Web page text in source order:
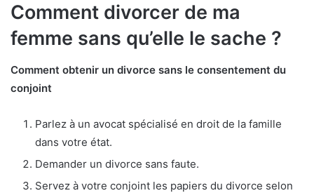
Comment divorcer de ma
femme sans qu’elle le sache ?
Comment obtenir un divorce sans le consentement du
conjoint
Parlez à un avocat spécialisé en droit de la famille
dans votre état.
Demander un divorce sans faute.
Servez à votre conjoint les papiers du divorce selon